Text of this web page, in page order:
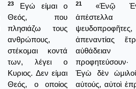
23
Εγώ είμαι ο
Θεός, που
πλησιάζω τους
ανθρώπους,
στέκομαι κοντά
των, λέγει ο
Κυριος. Δεν είμαι
Θεός, ο οποίος
21
«Ἐνῷ
ἀπεναντίας
Ἐγὼ δὲν
αὐτούς, αὐτοὶ